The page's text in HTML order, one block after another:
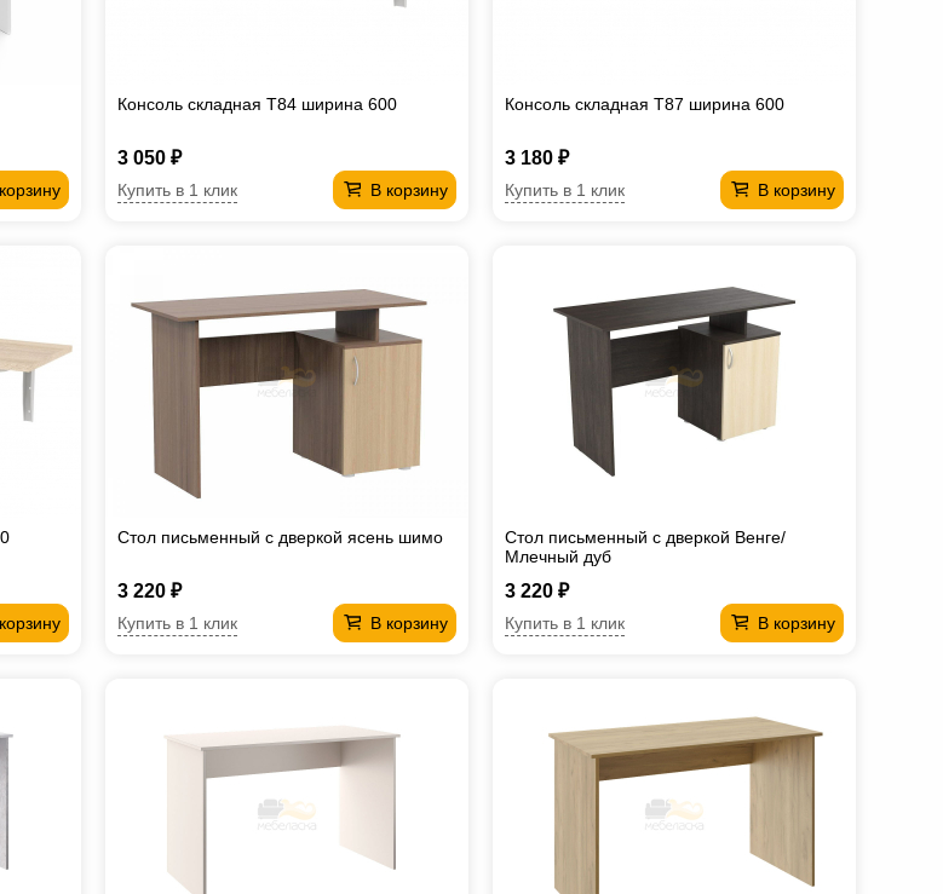
Консоль складная T84 ширина 600
3 050 ₽
В корзину
Купить в 1 клик
Консоль складная T87 ширина 600
3 180 ₽
В корзину
Купить в 1 клик
Стол письменный с дверкой ясень шимо
3 220 ₽
В корзину
Купить в 1 клик
Стол письменный с дверкой Венге/
Млечный дуб
3 220 ₽
В корзину
Купить в 1 клик